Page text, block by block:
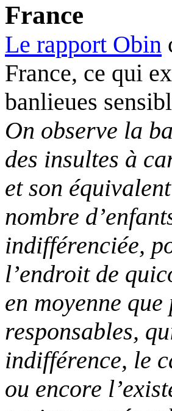
France
Le rapport Obin
France, ce qui
banlieues
On observe la
des insultes à
et son
nombre
indifférenciée,
l’endroit de
en moyenne
responsables,
indifférence, le
ou encore